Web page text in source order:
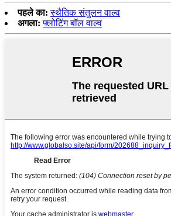
पहले का: स्थैतिक संतुलन वाल्व
अगला: फ्लोटिंग बॉल वाल्व